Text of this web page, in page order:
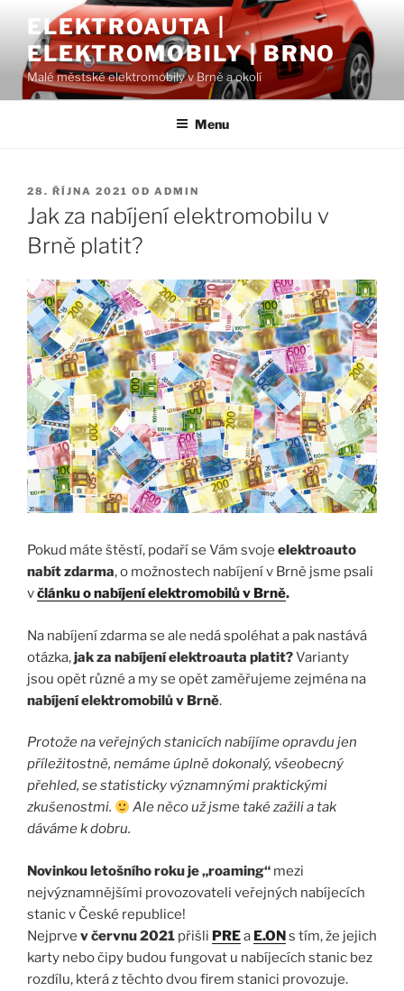
obsahu
webu
ELEKTROAUTA |
ELEKTROMOBILY | BRNO
Malé městské elektromobily v Brně a okolí
Menu
PUBLIKOVÁNO
28. ŘÍJNA 2021 OD ADMIN
Jak za nabíjení elektromobilu v
Brně platit?
Pokud máte štěstí, podaří se Vám svoje elektroauto
nabít zdarma, o možnostech nabíjení v Brně jsme psali
včlánku o nabíjení elektromobilů v Brně.
Na nabíjení zdarma se ale nedá spoléhat a pak nastává
otázka,jak za nabíjení elektroauta platit?Varianty
jsou opět různé a my se opět zaměřujeme zejména na
nabíjení elektromobilů v Brně.
Protože na veřejných stanicích nabíjíme opravdu jen
příležitostně, nemáme úplně dokonalý, všeobecný
přehled, se statisticky významnými praktickými
zkušenostmi.
Ale něco už jsme také zažili a tak
dáváme k dobru.
Novinkou letošního roku je „roaming“ mezi
nejvýznamnějšími provozovateli veřejných nabíjecích
stanic v České republice!
Nejprve v červnu 2021 přišli PREa E.ONs tím, že jejich
karty nebo čipy budou fungovat u nabíjecích stanic bez
rozdílu, která z těchto dvou firem stanici provozuje.